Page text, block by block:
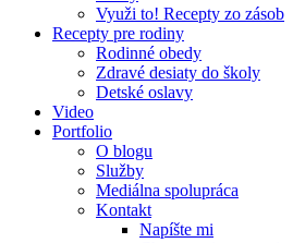
Využi to! Recepty zo zásob
Recepty pre rodiny
Rodinné obedy
Zdravé desiaty do školy
Detské oslavy
Video
Portfolio
O blogu
Služby
Mediálna spolupráca
Kontakt
Napíšte mi